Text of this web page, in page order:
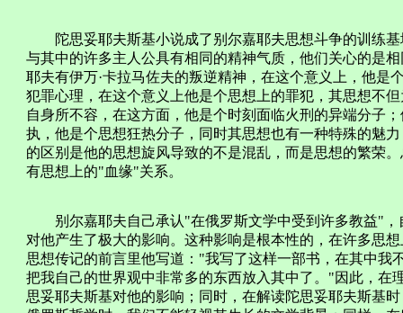
陀思妥耶夫斯基小说成了别尔嘉耶夫思想斗争的训练基
与其中的许多主人公具有相同的精神气质，他们关心的是
耶夫有伊万·卡拉马佐夫的叛逆精神，在这个意义上，他是
犯罪心理，在这个意义上他是个思想上的罪犯，其思想不
自身所不容，在这方面，他是个时刻面临火刑的异端分子
执，他是个思想狂热分子，同时其思想也有一种特殊的魅
的区别是他的思想旋风导致的不是混乱，而是思想的繁荣
有思想上的"血缘"关系。
别尔嘉耶夫自己承认"在俄罗斯文学中受到许多教益"，
对他产生了极大的影响。这种影响是根本性的，在许多思
思想传记的前言里他写道："我写了这样一部书，在其中我
把我自己的世界观中非常多的东西放入其中了。"因此，在
思妥耶夫斯基对他的影响；同时，在解读陀思妥耶夫斯基